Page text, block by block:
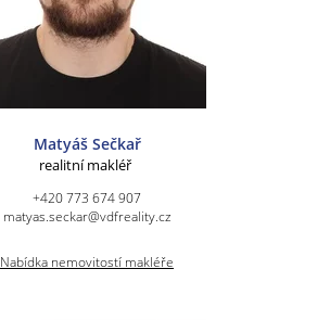
Matyáš Sečkař
realitní makléř
+420 773 674 907
matyas.seckar@vdfreality.cz
Nabídka nemovitostí makléře